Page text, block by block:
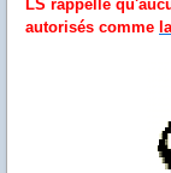
LS rappelle
autorisés comme